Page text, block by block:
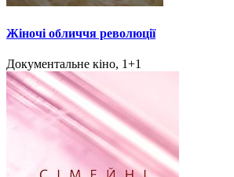
Жіночі обличчя революції
Документальне кіно, 1+1